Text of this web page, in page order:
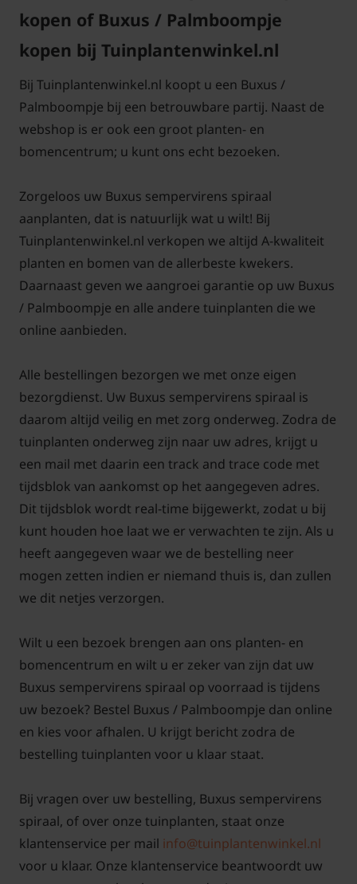
kopen of Buxus / Palmboompje
kopen bij Tuinplantenwinkel.nl
Bij Tuinplantenwinkel.nl koopt u een Buxus /
Palmboompje bij een betrouwbare partij. Naast de
webshop is er ook een groot planten- en
bomencentrum; u kunt ons echt bezoeken.
Zorgeloos uw Buxus sempervirens spiraal
aanplanten, dat is natuurlijk wat u wilt! Bij
Tuinplantenwinkel.nl verkopen we altijd A-kwaliteit
planten en bomen van de allerbeste kwekers.
Daarnaast geven we aangroei garantie op uw Buxus
/ Palmboompje en alle andere tuinplanten die we
online aanbieden.
Alle bestellingen bezorgen we met onze eigen
bezorgdienst. Uw Buxus sempervirens spiraal is
daarom altijd veilig en met zorg onderweg. Zodra de
tuinplanten onderweg zijn naar uw adres, krijgt u
een mail met daarin een track and trace code met
tijdsblok van aankomst op het aangegeven adres.
Dit tijdsblok wordt real-time bijgewerkt, zodat u bij
kunt houden hoe laat we er verwachten te zijn. Als u
heeft aangegeven waar we de bestelling neer
mogen zetten indien er niemand thuis is, dan zullen
we dit netjes verzorgen.
Wilt u een bezoek brengen aan ons planten- en
bomencentrum en wilt u er zeker van zijn dat uw
Buxus sempervirens spiraal op voorraad is tijdens
uw bezoek? Bestel Buxus / Palmboompje dan online
en kies voor afhalen. U krijgt bericht zodra de
bestelling tuinplanten voor u klaar staat.
Bij vragen over uw bestelling, Buxus sempervirens
spiraal, of over onze tuinplanten, staat onze
klantenservice per mail info@tuinplantenwinkel.nl
voor u klaar. Onze klantenservice beantwoordt uw